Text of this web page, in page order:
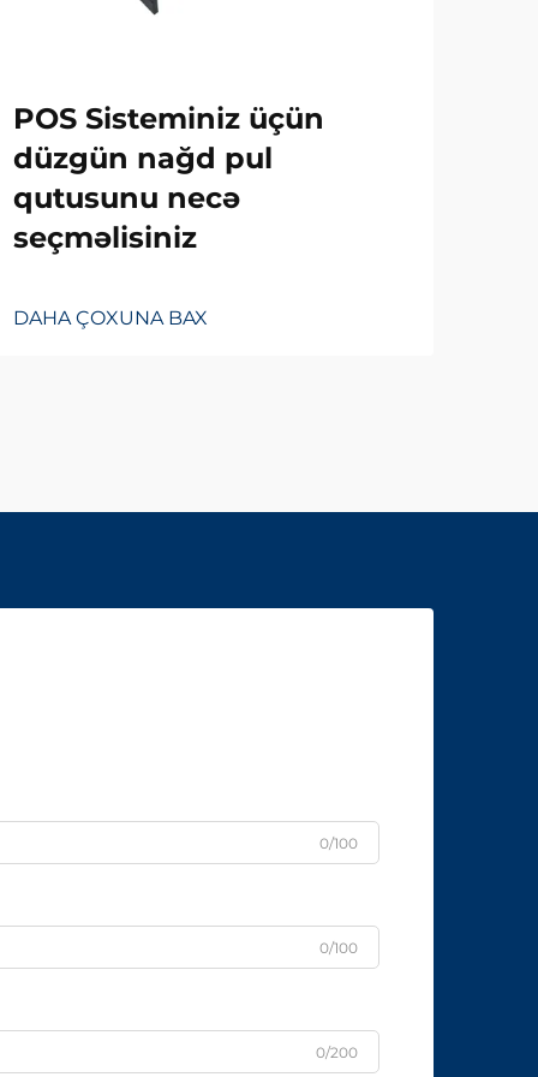
POS Sisteminiz üçün
düzgün nağd pul
qutusunu necə
seçməlisiniz
DAHA ÇOXUNA BAX
0/100
0/100
0/200